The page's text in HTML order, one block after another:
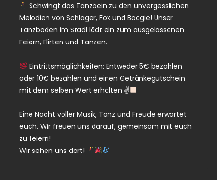
Schwingt das Tanzbein zu den unvergesslichen
Melodien von Schlager, Fox und Boogie! Unser
Tanzboden im Stadl lädt ein zum ausgelassenen
Feiern, Flirten und Tanzen.
Eintrittsmöglichkeiten: Entweder 5€ bezahlen
oder 10€ bezahlen und einen Getränkegutschein
mit dem selben Wert erhalten ✌
Eine Nacht voller Musik, Tanz und Freude erwartet
euch. Wir freuen uns darauf, gemeinsam mit euch
zu feiern!
Wir sehen uns dort!